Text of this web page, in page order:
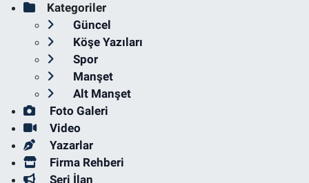
Kategoriler
Güncel
Köşe Yazıları
Spor
Manşet
Alt Manşet
Foto Galeri
Video
Yazarlar
Firma Rehberi
Seri İlan